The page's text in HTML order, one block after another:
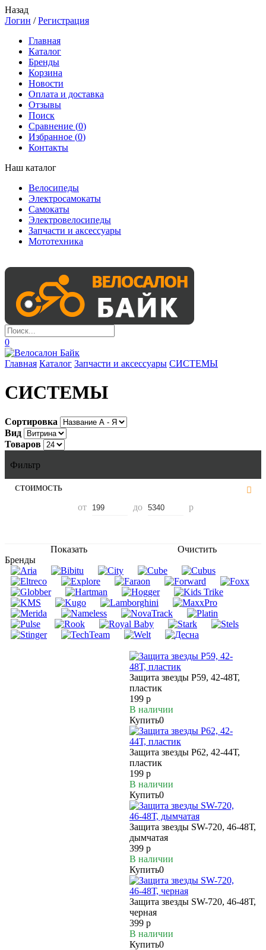
Назад
Логин /Регистрация
Главная
Каталог
Бренды
Корзина
Новости
Оплата и доставка
Отзывы
Поиск
Сравнение (0)
Избранное (0)
Контакты
Наш каталог
Велосипеды
Электросамокаты
Самокаты
Электровелосипеды
Запчасти и аксессуары
Мототехника
0
Главная Каталог Запчасти и аксессуары СИСТЕМЫ
СИСТЕМЫ
Сортировка
Вид
Товаров
Фильтр
СТОИМОСТЬ
от до р
Показать
Очистить
Бренды
Защита звезды P59, 42-48Т,
пластик
199 р
В наличии
Купить0
Защита звезды P62, 42-44Т,
пластик
199 р
В наличии
Купить0
Защита звезды SW-720, 46-48Т,
дымчатая
399 р
В наличии
Купить0
Защита звезды SW-720, 46-48Т,
черная
399 р
В наличии
Купить0